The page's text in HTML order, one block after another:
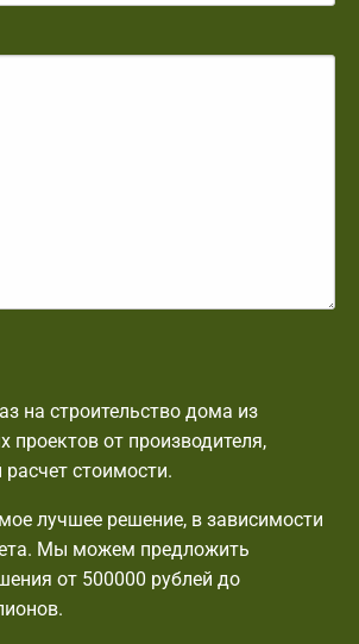
на строительство дома из
проектов от производителя,
стоимости.
лучшее решение, в зависимости
Мы можем предложить
от 500000 рублей до